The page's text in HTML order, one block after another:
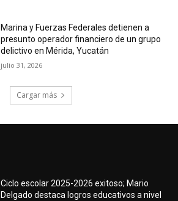
Marina y Fuerzas Federales detienen a
presunto operador financiero de un grupo
delictivo en Mérida, Yucatán
julio 31, 2026
Cargar más
Ciclo escolar 2025-2026 exitoso; Mario
Delgado destaca logros educativos a nivel